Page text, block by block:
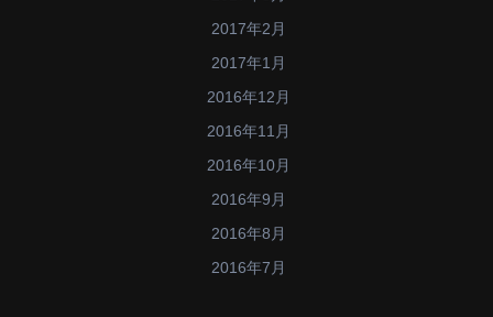
2017年2月
2017年1月
2016年12月
2016年11月
2016年10月
2016年9月
2016年8月
2016年7月